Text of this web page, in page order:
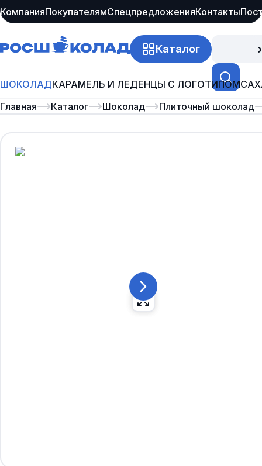
КомпанияПокупателямСпецпредложенияКонтакты
Каталог
ШОКОЛАДКАРАМЕЛЬ И ЛЕДЕНЦЫ С ЛОГОТИПОМ
Главная
Каталог Шоколад Плиточный шоколад